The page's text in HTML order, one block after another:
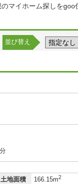
マイホーム探しをgoo
並び替え
土地面積 166.15m2